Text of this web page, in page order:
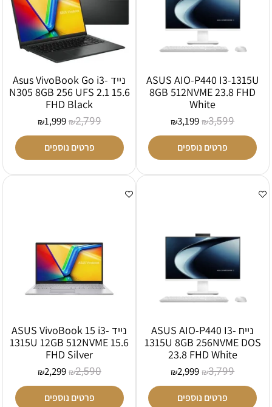
ASUS AIO-P440 I3-1315U
8GB 512NVME 23.8 FHD
White
₪3,599
₪3,199
פרטים נוספים
נייד Asus VivoBook Go i3-
N305 8GB 256 UFS 2.1 15.6
FHD Black
₪2,799
₪1,999
פרטים נוספים
נייח ASUS AIO-P440 I3-
1315U 8GB 256NVME DOS
23.8 FHD White
₪3,799
₪2,999
פרטים נוספים
נייד ASUS VivoBook 15 i3-
1315U 12GB 512NVME 15.6
FHD Silver
₪2,590
₪2,299
פרטים נוספים